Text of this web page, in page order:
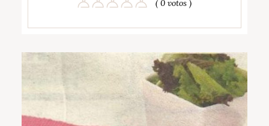
( 0 votos )